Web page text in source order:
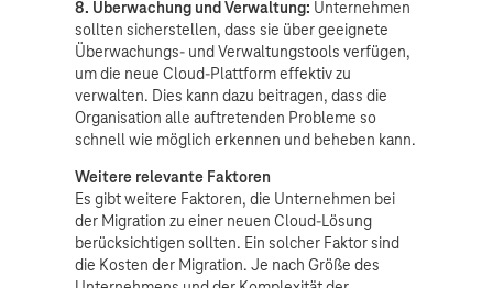
8. Überwachung und Verwaltung: Unternehmen
sollten sicherstellen, dass sie über geeignete
Überwachungs- und Verwaltungstools verfügen,
um die neue Cloud-Plattform effektiv zu
verwalten. Dies kann dazu beitragen, dass die
Organisation alle auftretenden Probleme so
schnell wie möglich erkennen und beheben kann.
Weitere relevante Faktoren
Es gibt weitere Faktoren, die Unternehmen bei
der Migration zu einer neuen Cloud-Lösung
berücksichtigen sollten. Ein solcher Faktor sind
die Kosten der Migration. Je nach Größe des